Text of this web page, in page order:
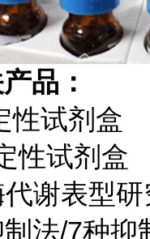
品：
性试剂盒
性试剂盒
谢表型研
法/7种抑